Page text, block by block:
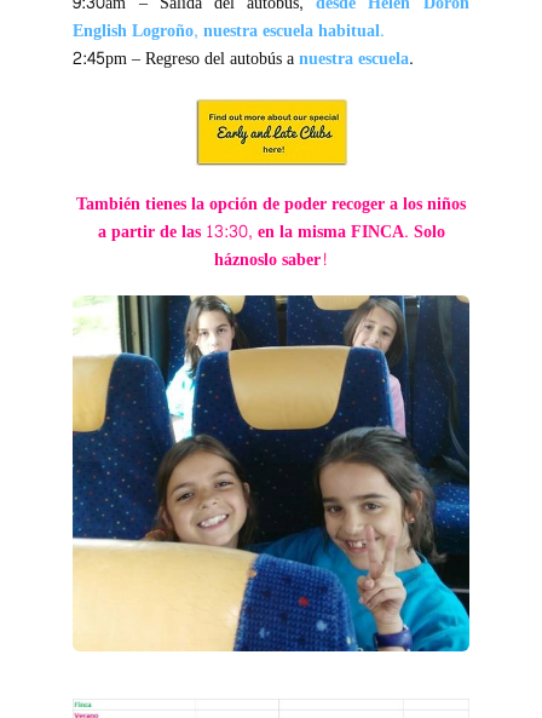
English Logroño, nuestra escuela habitual.
2:45pm – Regreso del autobús anuestra escuela.
También tienes la opción de poder recoger a los niños
a partir de las 13:30, en la misma FINCA. Solo
háznoslo saber!